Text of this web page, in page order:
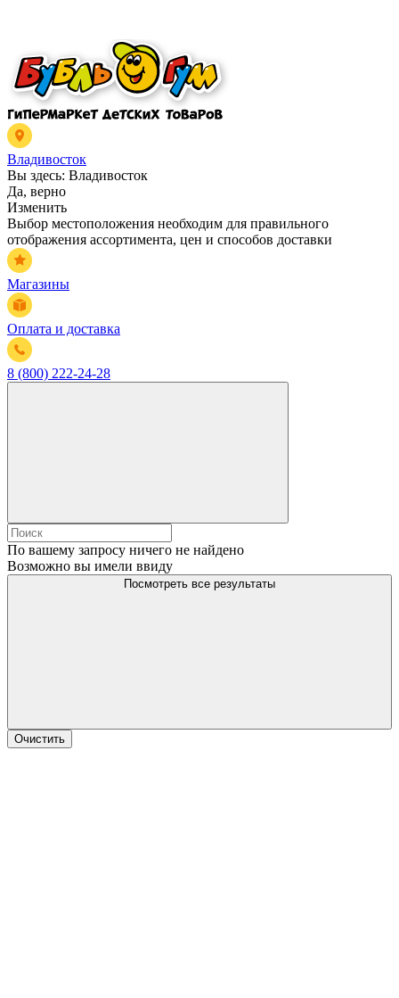
Владивосток
Вы здесь: Владивосток
Да, верно
Изменить
Выбор местоположения необходим для правильного
отображения ассортимента, цен и способов доставки
Магазины
Оплата и доставка
8 (800) 222-24-28
По вашему запросу ничего не найдено
Возможно вы имели ввиду
Посмотреть все результаты
Очистить